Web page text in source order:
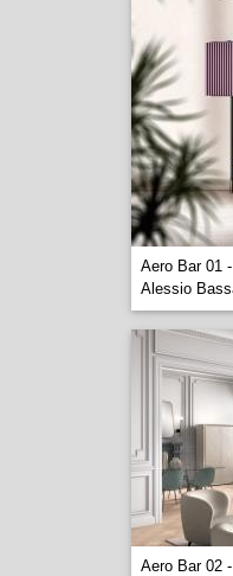
Aero Bar 01 -
Alessio
Aero Bar 02 -